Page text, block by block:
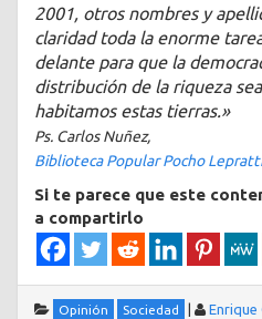
2001, otros nombres y
claridad toda la enorme
delante para que la
distribución de la riqueza
habitamos estas tierras.»
Ps. Carlos Nuñez,
Biblioteca Popular Pocho Lepratti
Si te parece que este
a compartirlo
Opinión Sociedad Enrique